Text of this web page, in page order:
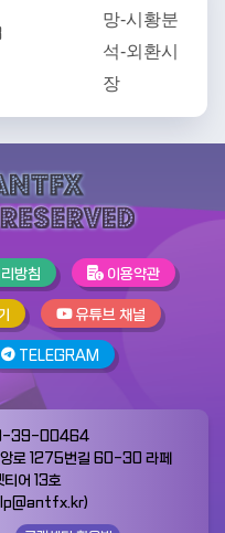
방침 이용약관
유튜브 채널
TELEGRAM
39-00464
앙로 1275번길 60-30 라페
어 13호